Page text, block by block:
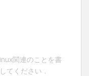
関連のことを書
てください．